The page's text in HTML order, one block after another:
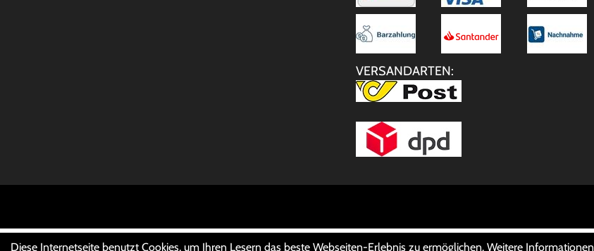
VERSANDARTEN:
Diese Internetseite benutzt Cookies, um Ihren Lesern das beste Webseiten-Erlebnis zu ermöglichen. Weitere Informationen